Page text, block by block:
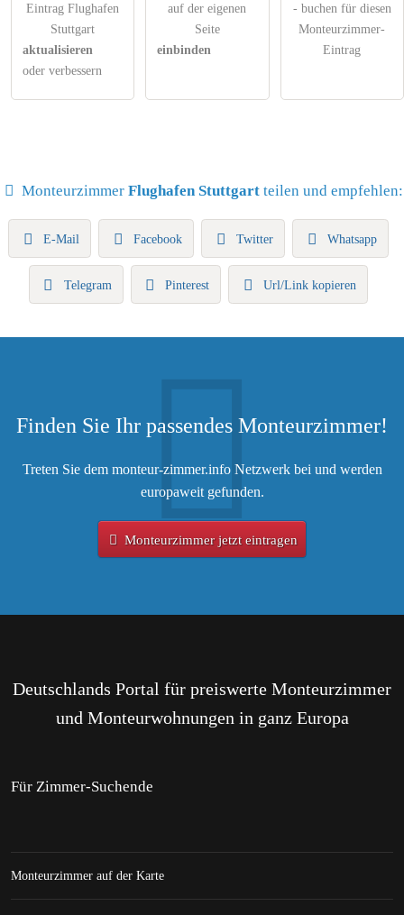
Eintrag Flughafen
Stuttgart
aktualisieren
oder verbessern
auf der eigenen
Seite
einbinden
- buchen für diesen
Monteurzimmer-
Eintrag
Monteurzimmer Flughafen Stuttgartteilen und empfehlen:
E-Mail Facebook Twitter Whatsapp
Telegram Pinterest Url/Link kopieren
Finden Sie Ihr passendes Monteurzimmer!
Treten Sie dem monteur-zimmer.info Netzwerk bei und werden
europaweit gefunden.
Monteurzimmer jetzt eintragen
Deutschlands Portal für preiswerte Monteurzimmer
und Monteurwohnungen in ganz Europa
Für Zimmer-Suchende
Monteurzimmer auf der Karte